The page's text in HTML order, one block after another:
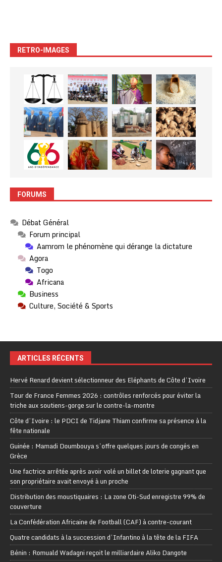
RETRO-IMAGES
FORUMS
Débat Général
Forum principal
Aamrom le phénomène qui dérange la dictature
Agora
Togo
Africana
Business
Culture, Société & Sports
ARTICLES RÉCENTS
Hervé Renard devient sélectionneur des Eléphants de Côte d’Ivoire
Tour de France Femmes 2026 : contrôles renforcés pour éviter la
triche aux soutiens-gorge sur le contre-la-montre
Côte d’Ivoire : le PDCI de Tidjane Thiam confirme sa présence à la
fête nationale
Guinée : Mamadi Doumbouya s’offre quelques jours de congés en
Grèce
Une factrice arrêtée après avoir volé un billet de loterie gagnant que
son propriétaire avait envoyé à un proche
Distribution des moustiquaires : La zone Oti-Sud enregistre 99% de
couverture
La Confédération Africaine de Football (CAF) à contre-courant
Quatre candidats à la succession d’Infantino à la tête de la FIFA
Bénin : Romuald Wadagni reçoit le milliardaire Aliko Dangote